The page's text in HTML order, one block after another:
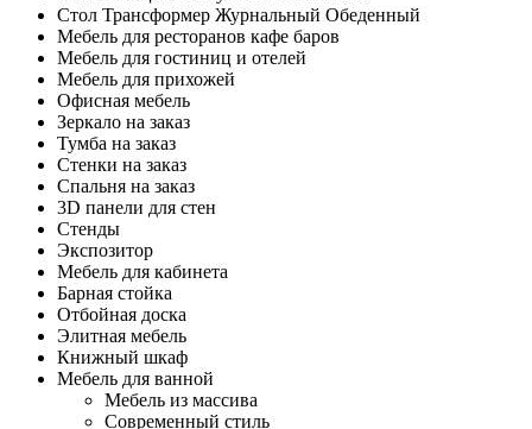
Стол Трансформер Журнальный Обеденный
Мебель для ресторанов кафе баров
Мебель для гостиниц и отелей
Мебель для прихожей
Офисная мебель
Зеркало на заказ
Тумба на заказ
Стенки на заказ
Спальня на заказ
3D панели для стен
Стенды
Экспозитор
Мебель для кабинета
Барная стойка
Отбойная доска
Элитная мебель
Книжный шкаф
Мебель для ванной
Мебель из массива
Современный стиль